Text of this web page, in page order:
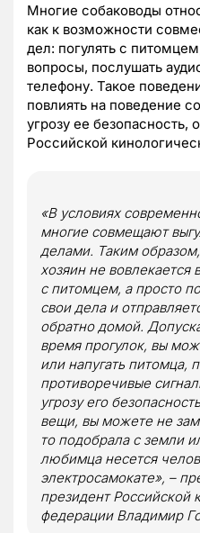
Многие собаководы
как к возможности
дел: погулять с
вопросы, послушать
телефону. Такое
повлиять на поведение
угрозу ее
Российской
«В условиях
многие совмещают
делами. Таким образом,
хозяин не вовлекается
с питомцем, а просто
свои дела и
обратно домой.
время прогулок, вы
или напугать питомца,
противоречивые
угрозу его
вещи, вы можете не
то подобрала с земли
любимца несется
электросамокате», –
президент Российской
федерации Владимир